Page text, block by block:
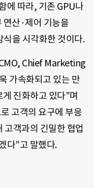
에 따라, 기존 GPU나
연산·제어 기능을
을 시각화한 것이다.
Chief Marketing
가속화되고 있는 만
진화하고 있다”며
고객의 요구에 부응
고객과의 긴밀한 협업
다”고 말했다.